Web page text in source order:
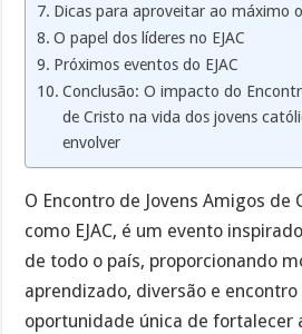
Dicas para aproveitar ao máximo o
O papel dos líderes no EJAC
Próximos eventos do EJAC
Conclusão: O impacto do
de Cristo na vida dos jovens
envolver
O Encontro de Jovens Amigos de
como EJAC, é um evento
de todo o país, proporcionando
aprendizado, diversão e encontro
oportunidade única de fortalecer